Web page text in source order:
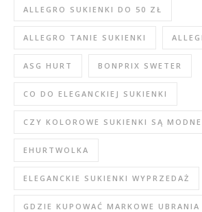
ALLEGRO SUKIENKI DO 50 ZŁ
ALLEGRO TANIE SUKIENKI
ASG HURT BONPRIX SWETER
CO DO ELEGANCKIEJ SUKIENKI
CZY KOLOROWE SUKIENKI SĄ
EHURTWOLKA
ELEGANCKIE SUKIENKI WYPRZEDAŻ
GDZIE KUPOWAĆ MARKOWE UBRANIA